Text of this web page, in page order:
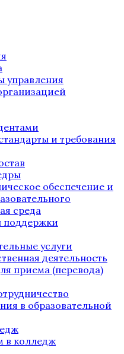
управления
и требования
обеспечение и
среда
поддержки
услуги
деятельность
приема (перевода)
в образовательной
в колледж